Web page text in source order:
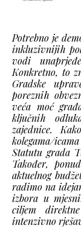
Potrebno je
inkluzivnijih
vodi
Konkretno, to
Gradske
poreznih
veća moć
ključnih
zajednice.
kolegama/
Statutu grada
Također,
aktuelnog
radimo na
izbora u
ciljem
intenzivno